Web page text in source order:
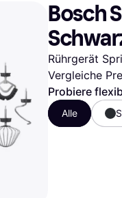
Sofort bezahlen
Bezahle in 3
Teilzahlungen
Bezahle in bis zu 30
Ratenzahlung
H&M
Temu
Alle Shops
Bosch
Rührgerät
Vergleiche
Probiere
Alle